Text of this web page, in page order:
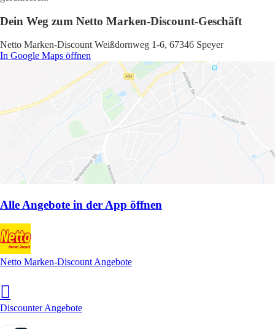
Dein Weg zum Netto Marken-Discount-Geschäft
Netto Marken-Discount Weißdornweg 1-6, 67346 Speyer
In Google Maps öffnen
Alle Angebote in der App öffnen
Netto Marken-Discount Angebote
Discounter Angebote